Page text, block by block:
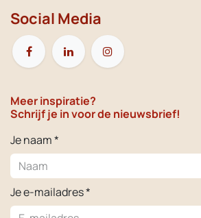
Social Media
Meer inspiratie?
Schrijf je in voor de nieuwsbrief!
Je naam *
Je e-mailadres *